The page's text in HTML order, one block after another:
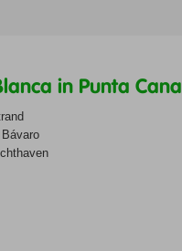
in Punta Cana